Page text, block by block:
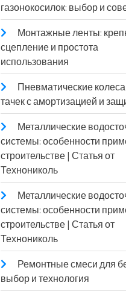
газонокосилок: выбор и
Монтажные ленты:
сцепление и простота
использования
Пневматические
тачек с амортизацией и
Металлические
системы: особенности
строительстве | Статья от
Технониколь
Металлические
системы: особенности
строительстве | Статья от
Технониколь
Ремонтные смеси для
выбор и технология